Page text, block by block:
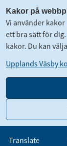
Kakor på
Vi använder
ett bra sätt för
kakor. Du kan
Upplands Väsby
Gå till innehåll
Translate